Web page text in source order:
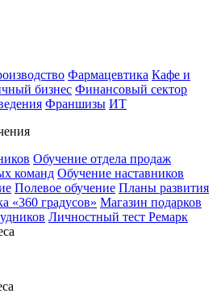
Фармацевтика Кафе и
бизнес Финансовый сектор
Франшизы ИТ
Обучение отдела продаж
команд Обучение наставников
Полевое обучение Планы развития
«360 градусов» Магазин подарков
Личностный тест Ремарк